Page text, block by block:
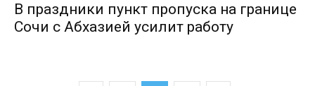
В праздники пункт пропуска на границе
Сочи с Абхазией усилит работу